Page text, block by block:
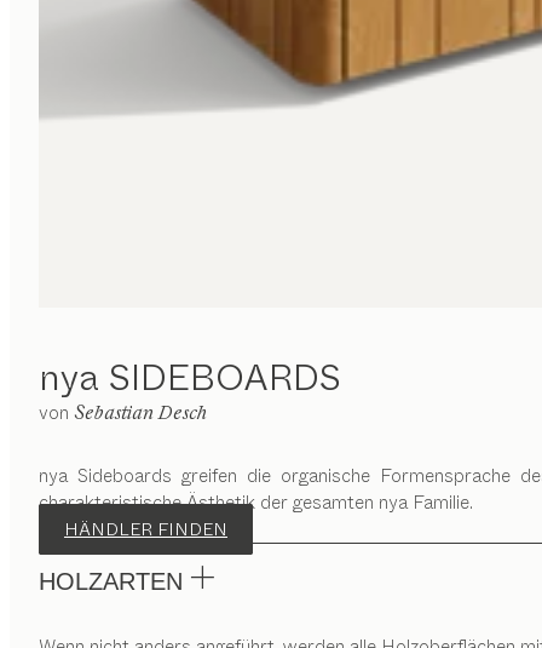
nya SIDEBOARDS
von Sebastian Desch
nya Sideboards greifen die organische Formensprache
charakteristische Ästhetik der gesamten nya Familie.
HÄNDLER FINDEN
HOLZARTEN